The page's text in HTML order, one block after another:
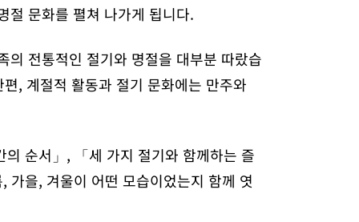
절 문화를 펼쳐 나가게 됩니다.
의 전통적인 절기와 명절을 대부분 따랐습
, 계절적 활동과 절기 문화에는 만주와
순서」, 「세 가지 절기와 함께하는 즐
을, 겨울이 어떤 모습이었는지 함께 엿